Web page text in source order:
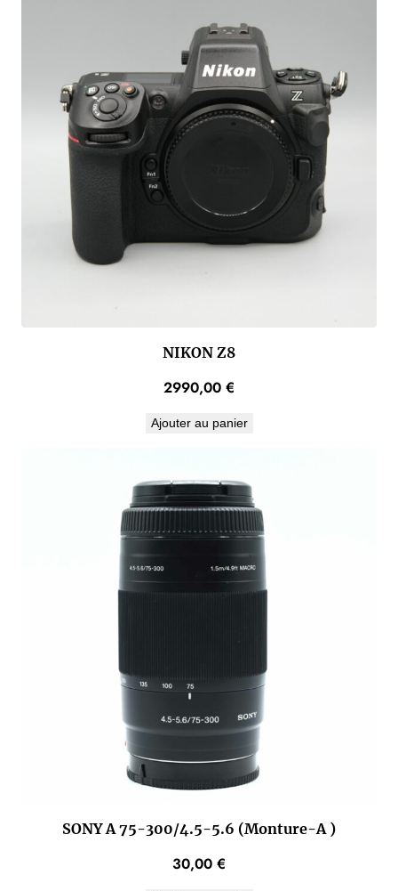
NIKON Z8
2990,00 €
Ajouter au panier
SONY A 75-300/4.5-5.6 (Monture-A )
30,00 €